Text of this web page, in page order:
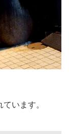
います。